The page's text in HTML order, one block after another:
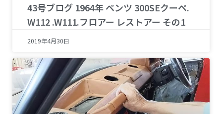
43号ブログ 1964年 ベンツ 300SEクーペ.
W112 .W111.フロアー レストアー その1
2019年4月30日